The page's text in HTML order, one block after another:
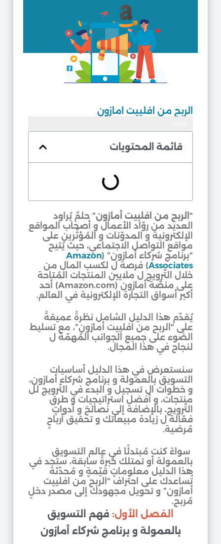
الربح من افلييت امازون
قائمة المحتويات
“الربح من افلييت أمازون” حلمٌ يُراود
العديد من روّاد الأعمال و أصحاب المواقع
الإلكترونية و المدوّنات و المُؤثّرين على
مواقع التواصل الاجتماعي، حيث يُتيح
“برنامج شركاء أمازون” (Amazon
Associates) فرصة ل لكسب المال من
خلال التّرويج ل ملايين المنتجات المُتاحة
على منصّة أمازون (Amazon.com) أحد
أكبر أسواق التجارة الإلكترونية في العالم.
يُقدّم هذا الدليل الشامل نظرةً عميقةً
على “الربح من افلييت أمازون”، مع تسليط
الضوء على جميع الجوانب المُهمّة ل
لنجاح في هذا المجال.
سنستعرض في هذا الدليل أساسيات
التسويق بالعمولة و برنامج شركاء أمازون،
و خطوات ال تسجيل و البدء في التّرويج لل
منتجات، و أفضل استراتيجيات و طرق
التّرويج، بالإضافة إلى نصائحَ و أدواتٍ
فعّالة ل زيادة مبيعاتك و تحقيق أرباحٍ
مُرضية.
سواءً كنت مُبتدئًا في عالم التسويق
بالعمولة أو تمتلك خبرةً سابقة، ستجد في
هذا الدليل معلوماتٍ قيّمةٍ و مُحدّثة
تُساعدك على احتراف “الربح من افلييت
أمازون” و تحويل مجهودك إلى مصدر دخلٍ
مُربح.
الفصل الأول: فهم التسويق
بالعمولة و برنامج شركاء أمازون